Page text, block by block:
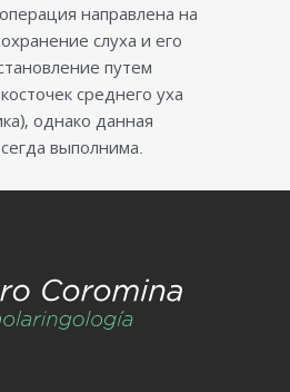
направлена на
слуха и его
путем
среднего уха
однако данная
выполнима.